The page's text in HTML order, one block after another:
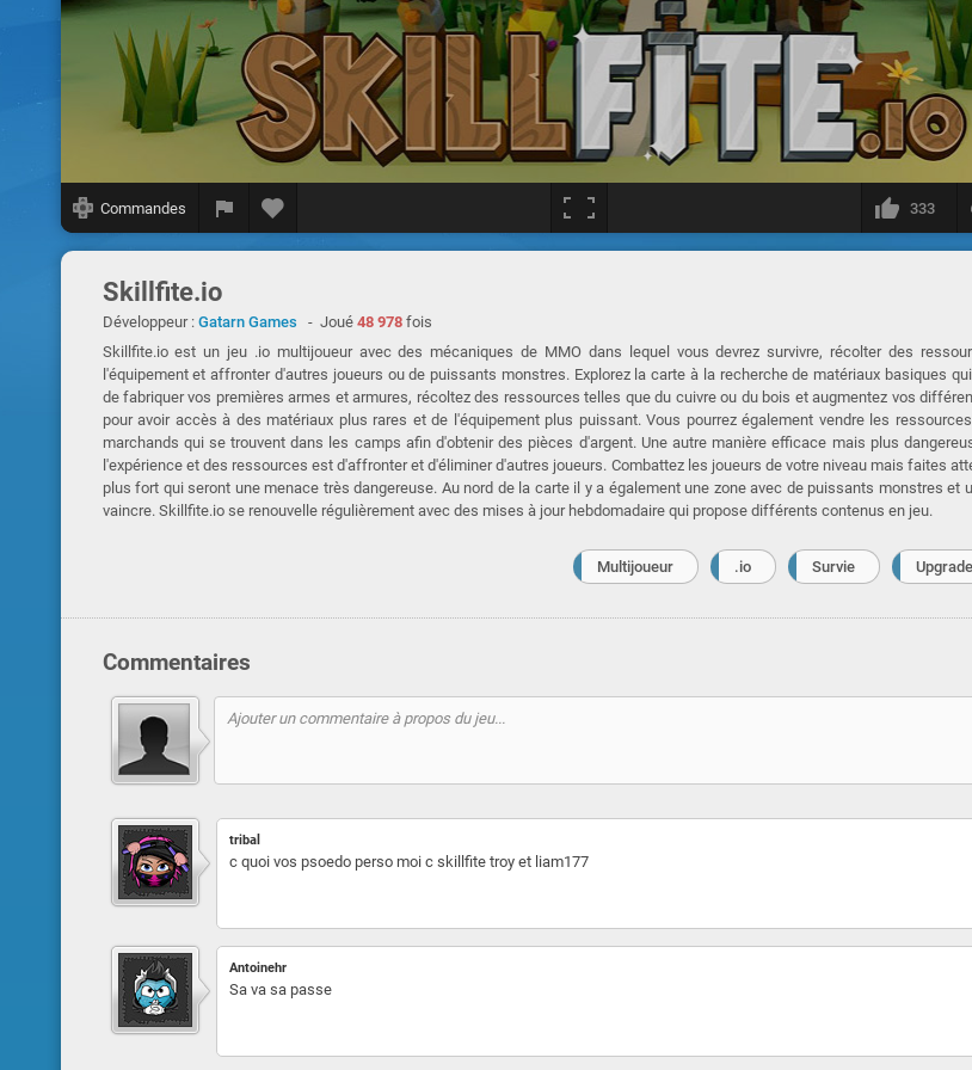
Commandes 333
Skillfite.io
Développeur : Gatarn Games - Joué 48 978fois
Skillfite.io est un jeu .io multijoueur avec des mécaniques de MMO dans lequel vous devrez survivre, récolter des
l'équipement et affronter d'autres joueurs ou de puissants monstres. Explorez la carte à la recherche de matériaux basiques
de fabriquer vos premières armes et armures, récoltez des ressources telles que du cuivre ou du bois et augmentez vos
pour avoir accès à des matériaux plus rares et de l'équipement plus puissant. Vous pourrez également vendre les
marchands qui se trouvent dans les camps afin d'obtenir des pièces d'argent. Une autre manière efficace mais plus
l'expérience et des ressources est d'affronter et d'éliminer d'autres joueurs. Combattez les joueurs de votre niveau mais faites
plus fort qui seront une menace très dangereuse. Au nord de la carte il y a également une zone avec de puissants monstres et
vaincre. Skillfite.io se renouvelle régulièrement avec des mises à jour hebdomadaire qui propose différents contenus en jeu.
Multijoueur .io Survie
Commentaires
tribal
c quoi vos psoedo perso moi c skillfite troy et liam177
Antoinehr
Sa va sa passe